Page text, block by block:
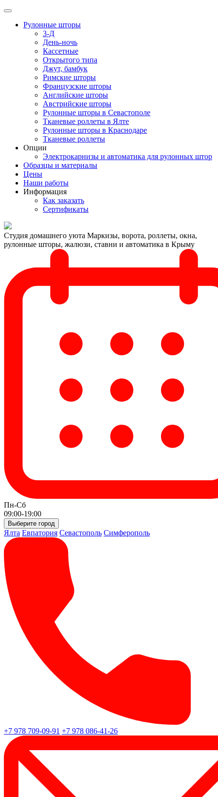
Рулонные шторы
3-Д
День-ночь
Кассетные
Открытого типа
Джут, бамбук
Римские шторы
Французские шторы
Английские шторы
Австрийские шторы
Рулонные шторы в Севастополе
Тканевые роллеты в Ялте
Рулонные шторы в Краснодаре
Тканевые роллеты
Опции
Электрокарнизы и автоматика для рулонных штор
Образцы и материалы
Цены
Наши работы
Информация
Как заказать
Сертификаты
Студия домашнего уюта Маркизы, ворота, роллеты, окна,
рулонные шторы, жалюзи, ставни и автоматика в Крыму
Пн-Сб
09:00-19:00
Выберите город
Ялта Евпатория Севастополь Симферополь
+7 978 709-09-91 +7 978 086-41-26